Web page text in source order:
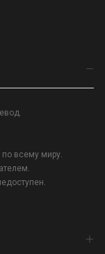
по всему миру.